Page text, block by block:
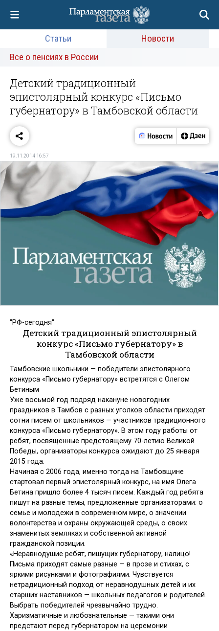
Статьи
Новости
Все о пенсиях в России
Детский традиционный
эпистолярный конкурс «Письмо
губернатору» в Тамбовской области
19.11.2014 16:57
"РФ-сегодня"
Детский традиционный эпистолярный
конкурс «Письмо губернатору» в
Тамбовской области
Тамбовские школьники — победители эпистолярного
конкурса «Письмо губернатору» встретятся с Олегом
Бетиным
Уже восьмой год подряд накануне новогодних
праздников в Тамбов с разных уголков области приходят
сотни писем от школьников — участников традиционного
конкурса «Письмо губернатору». В этом году работы от
ребят, посвященные предстоящему 70-летию Великой
Победы, организаторы конкурса ожидают до 25 января
2015 года.
Начиная с 2006 года, именно тогда на Тамбовщине
стартовал первый эпистолярный конкурс, на имя Олега
Бетина пришло более 4 тысяч писем. Каждый год ребята
пишут на разные темы, предложенные организаторами: о
семье и молодежи в современном мире, о значении
волонтерства и охраны окружающей среды, о своих
знаменитых земляках и собственной активной
гражданской позиции.
«Неравнодушие ребят, пишущих губернатору, налицо!
Письма приходят самые разные — в прозе и стихах, с
яркими рисунками и фотографиями. Чувствуется
нетрадиционный подход от неравнодушных детей и их
старших наставников — школьных педагогов и родителей.
Выбрать победителей чрезвычайно трудно.
Харизматичные и любознательные — такими они
предстают перед губернатором на церемонии